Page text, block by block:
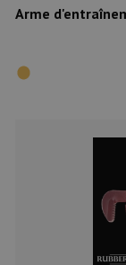
Arme